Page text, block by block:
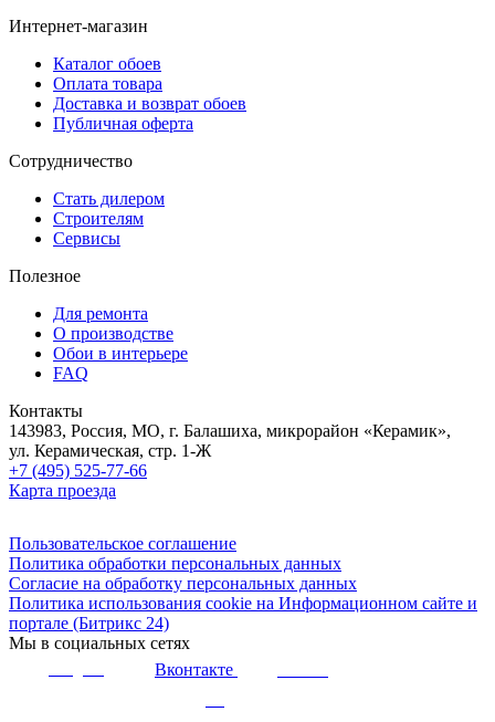
Интернет-магазин
Каталог обоев
Оплата товара
Доставка и возврат обоев
Публичная оферта
Сотрудничество
Стать дилером
Строителям
Сервисы
Полезное
Для ремонта
О производстве
Обои в интерьере
FAQ
Контакты
143983, Россия, МО, г. Балашиха, микрорайон «Керамик»,
ул. Керамическая, стр. 1-Ж
+7 (495) 525-77-66
Карта проезда
Пользовательское соглашение
Политика обработки персональных данных
Согласие на обработку персональных данных
Политика использования cookie на Информационном сайте и
портале (Битрикс 24)
Мы в социальных сетях
Вконтакте